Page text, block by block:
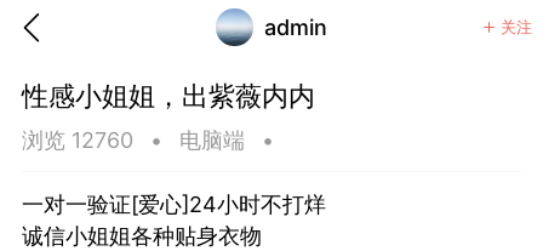
admin 关注
性感小姐姐，出紫薇内内
浏览 12760 • 电脑端 •
一对一验证[爱心]24小时不打烊
诚信小姐姐各种贴身衣物